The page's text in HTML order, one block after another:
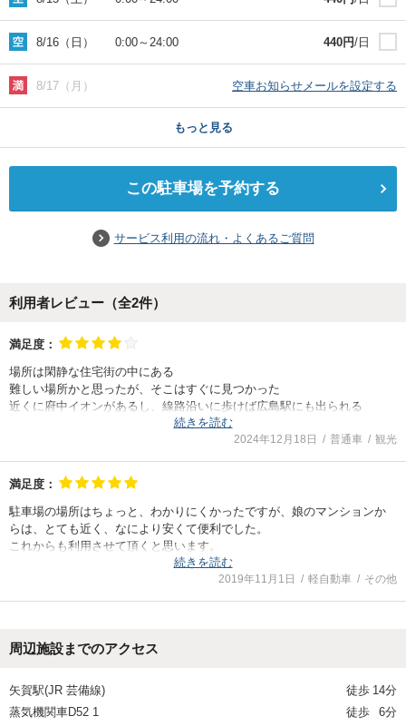
8/16（日） 0:00～ 24:00 440円/日
8/17（月） 空車お知らせメールを設定する
もっと見る
この駐車場を予約する
サービス利用の流れ・よくあるご質問
利用者レビュー（全2件）
満足度：
場所は閑静な住宅街の中にある
難しい場所かと思ったが、そこはすぐに見つかった
近くに府中イオンがあるし、線路沿いに歩けば広島駅にも出られる
料金が安く、効率よく利用すれば非常に便利
続きを読む
2024年12月18日 普通車 観光
満足度：
駐車場の場所はちょっと、わかりにくかったですが、娘のマンションか
らは、とても近く、なにより安くて便利でした。
これからも利用させて頂くと思います。
続きを読む
2019年11月1日 軽自動車 その他
周辺施設までのアクセス
矢賀駅(JR 芸備線) 徒歩 14分
蒸気機関車D52 1
徒歩
6分